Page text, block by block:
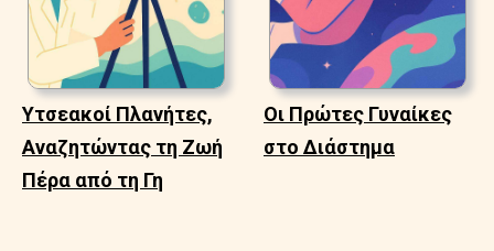
Υτσεακοί Πλανήτες,
Αναζητώντας τη Ζωή
Πέρα από τη Γη
Οι Πρώτες Γυναίκες
στο Διάστημα